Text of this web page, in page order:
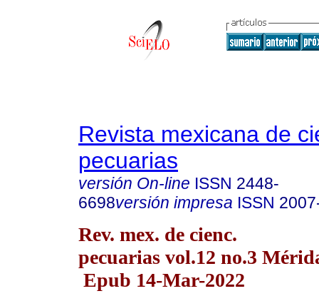
Revista mexicana de
pecuarias
versión On-line ISSN 2448-
6698versión impresa ISSN
Rev. mex. de cienc.
pecuarias vol.12 no.3
Epub 14-Mar-2022